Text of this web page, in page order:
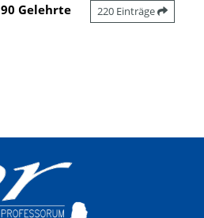
90 Gelehrte 220 Einträge